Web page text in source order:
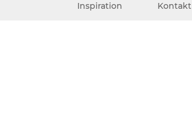
Inspiration Kontakt